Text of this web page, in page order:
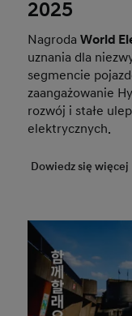
2025
NagrodaWorld
uznania dla
segmencie
zaangażowanie
rozwój i stałe
elektrycznych.
Dowiedz się więcej